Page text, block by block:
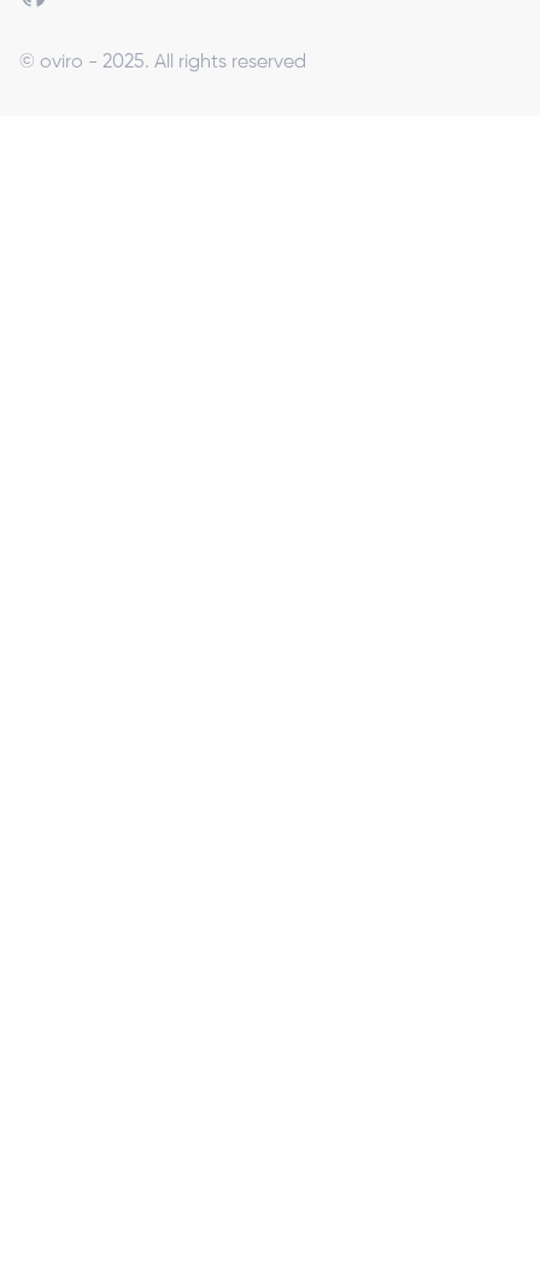
© oviro - 2025. All rights reserved